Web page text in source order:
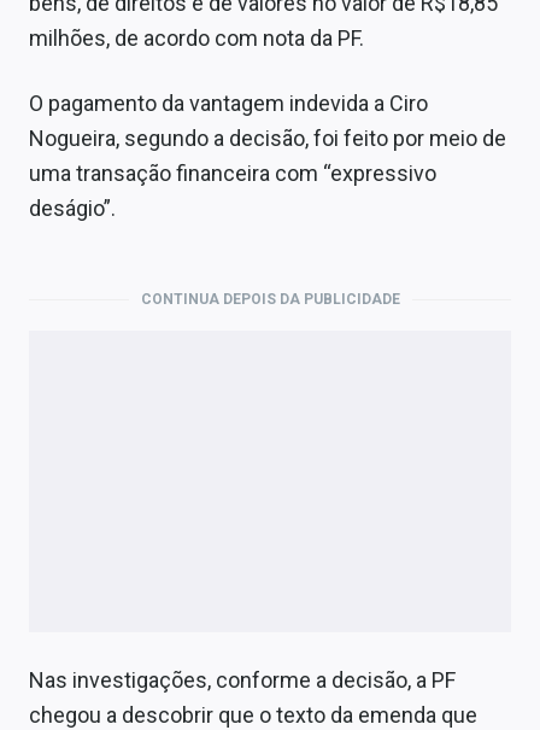
milhões, de acordo com nota da PF.
O pagamento da vantagem indevida a Ciro
Nogueira, segundo a decisão, foi feito por meio de
uma transação financeira com “expressivo
deságio”.
CONTINUA DEPOIS DA PUBLICIDADE
Nas investigações, conforme a decisão, a PF
chegou a descobrir que o texto da emenda que